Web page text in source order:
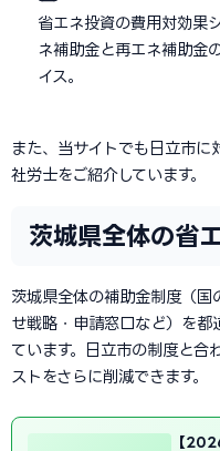
省エネ投資の費用対効果
ネ補助金と再エネ補助金
イス。
また、当サイトでも日立市に
社労士をご紹介しています。
茨城県全体の省
茨城県全体の補助金制度（
せ戦略・申請窓口など）を都
ています。日立市の制度と合
ストをさらに削減できます。
【